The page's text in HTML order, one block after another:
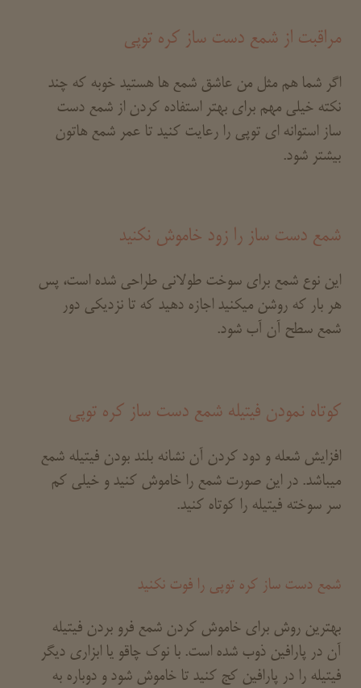
مراقبت از شمع دست ساز کره توپی
اگر شما هم مثل من عاشق شمع ها هستید خوبه که چند
نکته خیلی مهم برای بهتر استفاده کردن از شمع دست
ساز استوانه ای توپی را رعایت کنید تا عمر شمع هاتون
بیشتر شود.
شمع دست ساز را زود خاموش نکنید
این نوع شمع برای سوخت طولانی طراحی شده است، پس
هر بار که روشن میکنید اجازه دهید که تا نزدیکی دور
شمع سطح آن آب شود.
کوتاه نمودن فیتیله شمع دست ساز کره توپی
افزایش شعله و دود کردن آن نشانه بلند بودن فیتیله شمع
میباشد. در این صورت شمع را خاموش کنید و خیلی کم
سر سوخته فیتیله را کوتاه کنید.
شمع دست ساز کره توپی را فوت نکنید
بهترین روش برای خاموش کردن شمع فرو بردن فیتیله
آن در پارافین ذوب شده است. با نوک چاقو یا ابزاری دیگر
فیتیله را در پارافین کج کنید تا خاموش شود و دوباره به